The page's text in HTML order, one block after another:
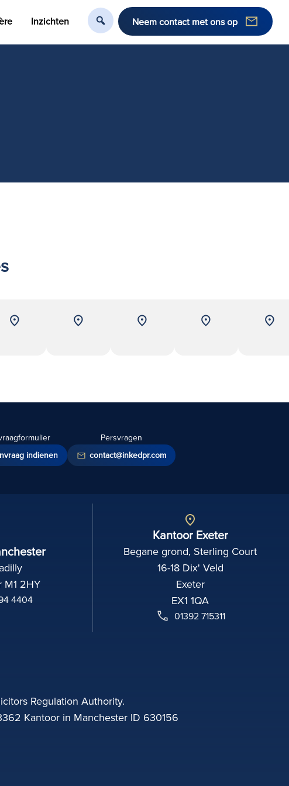
Inzichten Neem contact met ons op
indienen
Persvragen
contact@inkedpr.com
M1 2HY
4404
Kantoor Exeter
Begane grond, Sterling Court
16-18 Dix' Veld
Exeter
EX1 1QA
01392 715311
Regulation Authority.
Kantoor in Manchester ID 630156